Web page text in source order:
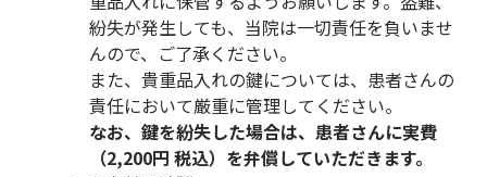
紛失が発生しても、当院は一切責任を負いませ
んので、ご了承ください。
また、貴重品入れの鍵については、患者さんの
責任において厳重に管理してください。
なお、鍵を紛失した場合は、患者さんに実費
（2,200円 税込）を弁償していただきます。